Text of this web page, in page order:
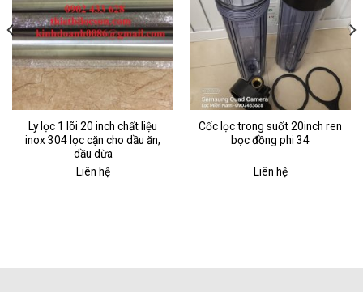
Ly lọc 1 lõi 20 inch chất liệu
inox 304 lọc cặn cho dầu ăn,
dầu dừa
Liên hệ
Cốc lọc trong suốt 20inch ren
bọc đồng phi 34
Liên hệ